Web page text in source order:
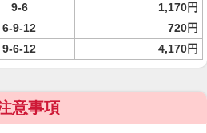
9-6
1,170円
6-9-12
720円
9-6-12 4,170円
意事項